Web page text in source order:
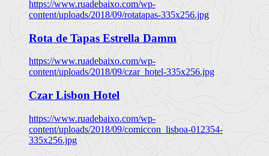
https://www.ruadebaixo.com/wp-
content/uploads/2018/09/rotatapas-335x256.jpg
Rota de Tapas Estrella Damm
https://www.ruadebaixo.com/wp-
content/uploads/2018/09/czar_hotel-335x256.jpg
Czar Lisbon Hotel
https://www.ruadebaixo.com/wp-
content/uploads/2018/09/comiccon_lisboa-012354-
335x256.jpg